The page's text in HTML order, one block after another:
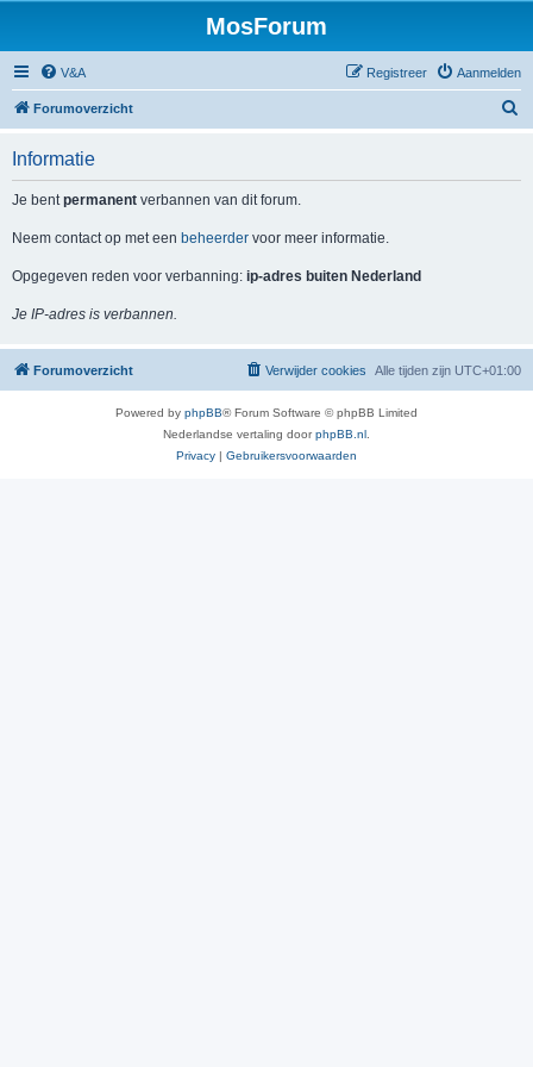
MosForum
V&A Aanmelden
Registreer
Forumoverzicht
Informatie
Je bentpermanent verbannen van dit forum.
Neem contact op met een beheerder voor meer informatie.
Opgegeven reden voor verbanning: ip-adres buiten Nederland
Je IP-adres is verbannen.
Forumoverzicht Alle tijden zijn UTC+01:00
Verwijder cookies
Powered by phpBB® Forum Software © phpBB Limited
Nederlandse vertaling doorphpBB.nl
Privacy | Gebruikersvoorwaarden